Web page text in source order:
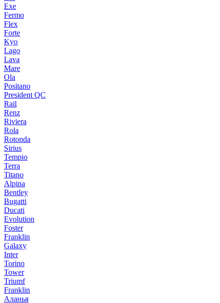
Exe
Fermo
Flex
Forte
Kyo
Lago
Lava
Mare
Ola
Positano
President QC
Rail
Renz
Riviera
Rola
Rotonda
Sirius
Tempio
Terra
Titano
Alpina
Bentley
Bugatti
Ducati
Evolution
Foster
Franklin
Galaxy
Inter
Torino
Tower
Triumf
Franklin
Аланья